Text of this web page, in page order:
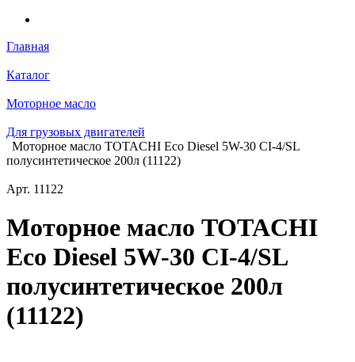
Главная
Каталог
Моторное масло
Для грузовых двигателей
Моторное масло TOTACHI Eco Diesel 5W-30 CI-4/SL
полусинтетическое 200л (11122)
Арт. 11122
Моторное масло TOTACHI
Eco Diesel 5W-30 CI-4/SL
полусинтетическое 200л
(11122)